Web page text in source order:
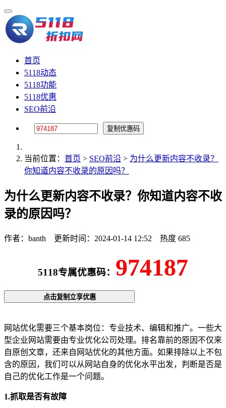
首页
5118动态
5118功能
5118优惠
SEO前沿
当前位置： 首页 > SEO前沿 > 为什么更新内容不收录？
你知道内容不收录的原因吗？
为什么更新内容不收录？你知道内容不收
录的原因吗？
作者：banth 更新时间：2024-01-14 12:52 热度 685
5118专属优惠码： 974187
点击复制立享优惠
网站优化需要三个基本岗位：专业技术、编辑和推广。一些大
型企业网站需要由专业优化公司处理。排名靠前的原因不仅来
自原创文章，还来自网站优化的其他方面。如果排除以上不包
含的原因，我们可以从网站自身的优化水平出发，判断是否是
自己的优化工作是一个问题。
1.抓取是否有故障